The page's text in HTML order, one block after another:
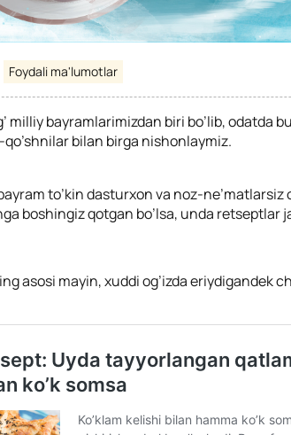
Foydali ma'lumotlar
milliy bayramlarimizdan biri bo’lib, odatda
bilan birga nishonlaymiz.
to’kin dasturxon va noz-ne’matlarsiz
boshingiz qotgan bo’lsa, unda retseptlar
asosi mayin, xuddi og’izda eriydigandek